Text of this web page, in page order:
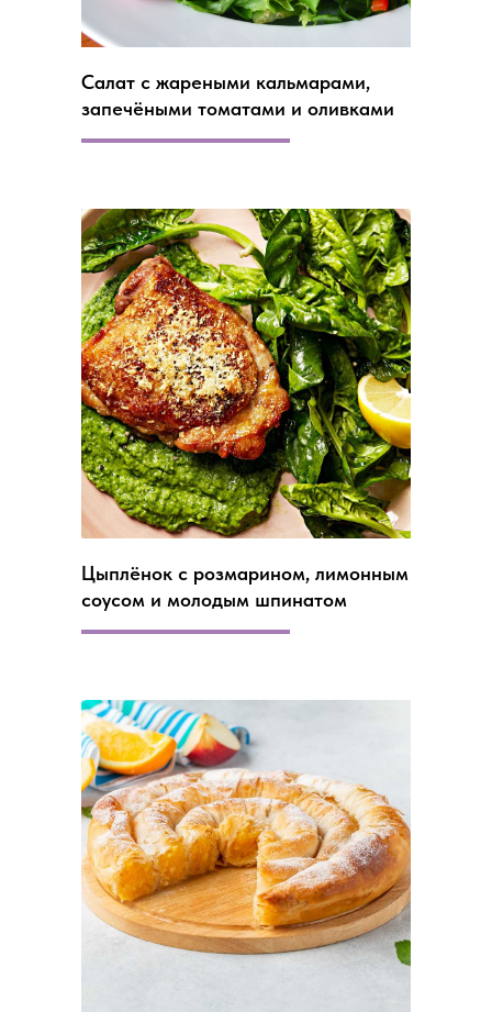
Салат с жареными кальмарами,
запечёными томатами и оливками
Цыплёнок с розмарином, лимонным
соусом и молодым шпинатом